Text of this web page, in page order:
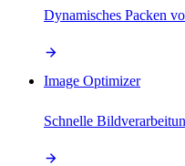
Dynamisches Packen
Image Optimizer
Schnelle